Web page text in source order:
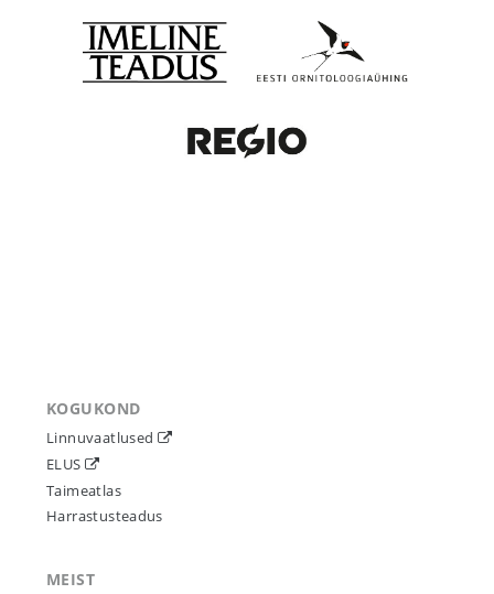
KOGUKOND
Linnuvaatlused
ELUS
Taimeatlas
Harrastusteadus
MEIST